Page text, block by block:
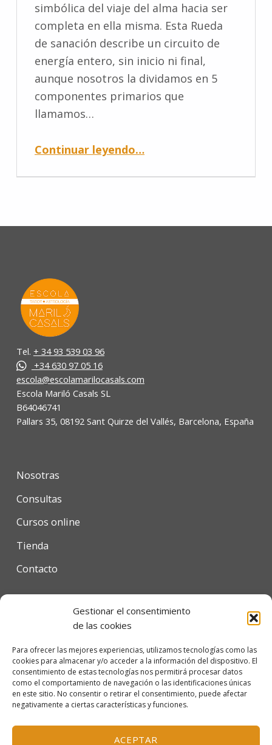
Gestionar el consentimiento
de las cookies
Para ofrecer las mejores experiencias, utilizamos tecnologías como las
cookies para almacenar y/o acceder a la información del dispositivo. El
consentimiento de estas tecnologías nos permitirá procesar datos
como el comportamiento de navegación o las identificaciones únicas
en este sitio. No consentir o retirar el consentimiento, puede afectar
negativamente a ciertas características y funciones.
ACEPTAR
simbólica del viaje del alma hacia ser
completa en ella misma. Esta Rueda
de sanación describe un circuito de
energía entero, sin inicio ni final,
aunque nosotros la dividamos en 5
componentes primarios que
llamamos…
Continuar leyendo…
Tel. + 34 93 539 03 96
+34 630 97 05 16
escola@escolamarilocasals.com
Escola Mariló Casals SL
B64046741
Pallars 35, 08192 Sant Quirze del Vallés, Barcelona, España
Nosotras
Consultas
Cursos online
Tienda
Contacto
Condiciones de uso
Política de privacidad
Política de cookies
© 2026 Escola Mariló Casals SL - Barcelona, España
Inscrita en el Registro Mercantil de Barcelona, tomo